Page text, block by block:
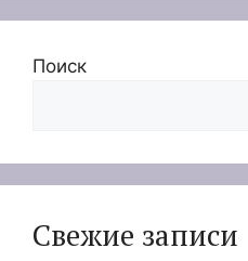
Поиск
Свежие записи